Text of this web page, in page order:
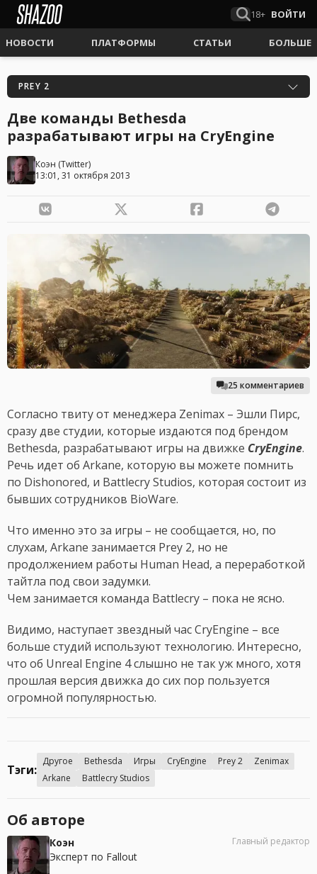
18+ ВОЙТИ
НОВОСТИ ПЛАТФОРМЫ СТАТЬИ БОЛЬШЕ
PREY 2
Две команды Bethesda
разрабатывают игры на CryEngine
Коэн (Twitter)
13:01, 31 октября 2013
25 комментариев
Согласно твиту от менеджера Zenimax – Эшли Пирс,
сразу две студии, которые издаются под брендом
Bethesda, разрабатывают игры на движке CryEngine.
Речь идет об Arkane, которую вы можете помнить
по Dishonored, и Battlecry Studios, которая состоит из
бывших сотрудников BioWare.
Что именно это за игры – не сообщается, но, по
слухам, Arkane занимается Prey 2, но не
продолжением работы Human Head, а переработкой
тайтла под свои задумки.
Чем занимается команда Battlecry – пока не ясно.
Видимо, наступает звездный час CryEngine – все
больше студий используют технологию. Интересно,
что об Unreal Engine 4 слышно не так уж много, хотя
прошлая версия движка до сих пор пользуется
огромной популярностью.
Тэги:
Другое Bethesda Игры CryEngine Prey 2
Zenimax
Arkane
Battlecry Studios
Об авторе
Коэн
Эксперт по Fallout
Главный редактор